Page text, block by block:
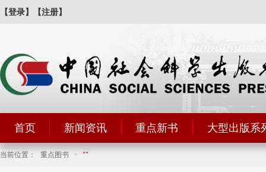
【登录】 【注册】
首页 新闻资讯 重点新书 大型出版系
当前位置： 重点图书 >